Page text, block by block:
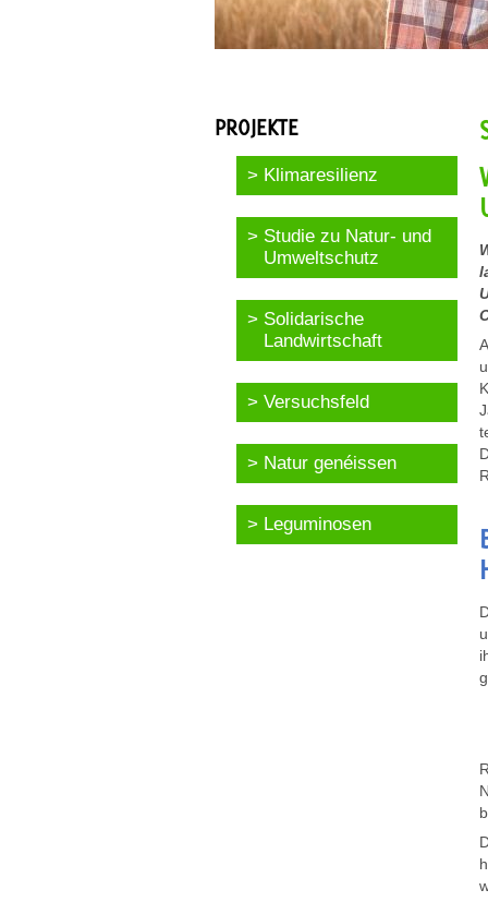
PROJEKTE
Klimaresilienz
Studie zu Natur- und
Umweltschutz
Solidarische
Landwirtschaft
Versuchsfeld
Natur genéissen
Leguminosen